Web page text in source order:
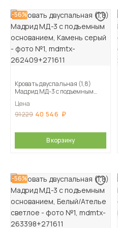
-56%
Кровать двуспальная (1,8)
Мадрид МД-3 с подъемным
Цена
91 229 40 546
В корзину
-56%